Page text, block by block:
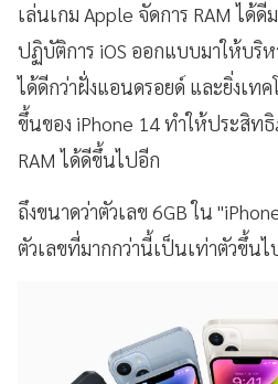
เล่นเกม Apple จัดการ RAM ได้ดี
ปฏิบัติการ iOS ออกแบบมาให้บริห
ได้ดีกว่าฝั่งแอนดรอยด์ และยิ่งเท
ขึ้นของ iPhone 14 ทำให้ประสิท
RAM ได้ดีขึ้นไปอีก
ถึงขนาดว่าตัวเลข 6GB ใน
ตัวเลขที่มากกว่านี้เป็นเท่าตัวขึ้น